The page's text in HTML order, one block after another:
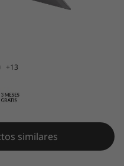
+13
similares